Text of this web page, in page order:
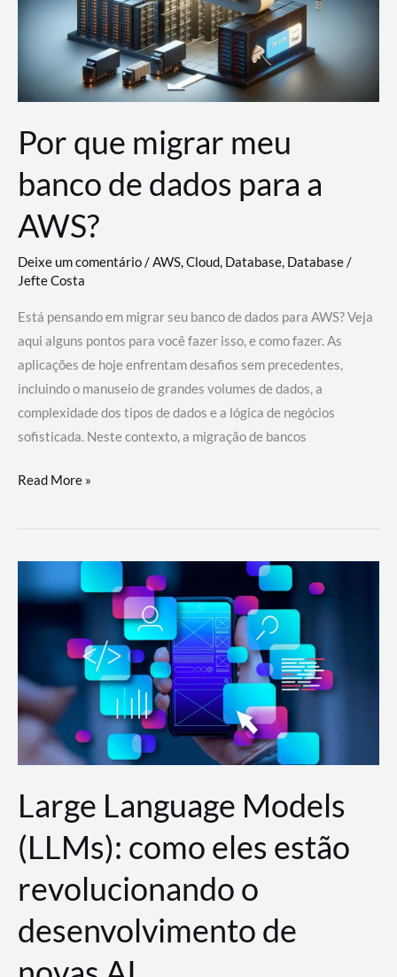
Por que migrar meu
banco de dados para a
AWS?
Deixe um comentário/AWS,Cloud, Database, Database/
Jefte Costa
Está pensando em migrar seu banco de dados para AWS? Veja
aqui alguns pontos para você fazer isso, e como fazer. As
aplicações de hoje enfrentam desafios sem precedentes,
incluindo o manuseio de grandes volumes de dados, a
complexidade dos tipos de dados e a lógica de negócios
sofisticada. Neste contexto, a migração de bancos
Por
migrar
de
a
AWS?
Read More »
Large Language Models
(LLMs): como eles estão
revolucionando o
desenvolvimento de